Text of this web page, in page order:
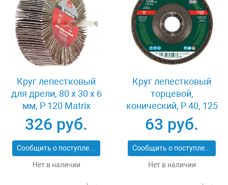
Круг лепестковый
для дрели, 80 х 30 х 6
мм, P 120 Matrix
74146
326 руб.
Сообщить о поступлении
Нет в наличии
Круг лепестковый
торцевой,
конический, Р 40, 125
х 22.2 мм Сибртех
74083
63 руб.
Сообщить о поступлении
Нет в наличии